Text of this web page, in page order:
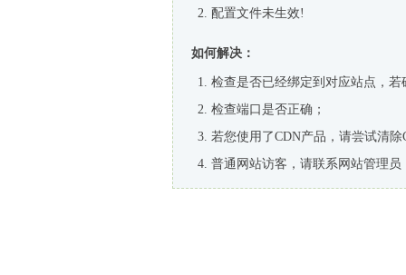
配置文件未生效!
如何解决：
检查是否已经绑定到对应站点，
检查端口是否正确；
若您使用了CDN产品，请尝试清除
普通网站访客，请联系网站管理员